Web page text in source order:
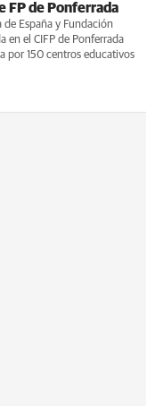
FP de Ponferrada
de España y Fundación
en el CIFP de Ponferrada
por 150 centros educativos